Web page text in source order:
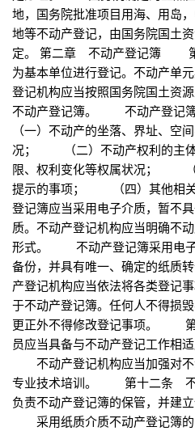
地，国务院批准项目用海、用岛
地等不动产登记，由国务院国土
定。 第二章 不动产登记簿
为基本单位进行登记。不动产
登记机构应当按照国务院国土资
不动产登记簿。 不动产登记
（一）不动产的坐落、界址、空
况； （二）不动产权利的主体
限、权利变化等权属状况； （
提示的事项； （四）其他
登记簿应当采用电子介质，暂不
质。不动产登记机构应当明确不
形式。 不动产登记簿采用电子
备份，并具有唯一、确定的纸
产登记机构应当依法将各类登记
于不动产登记簿。任何人不得损
更正外不得修改登记事项。
员应当具备与不动产登记工作相
不动产登记机构应当加强对不
专业技术培训。 第十二条 不
负责不动产登记簿的保管，并建
采用纸质介质不动产登记簿的